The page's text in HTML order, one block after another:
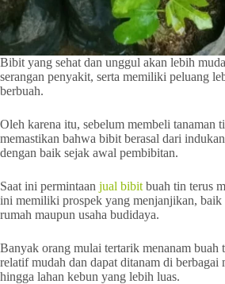
Bibit yang sehat dan unggul akan lebih
serangan penyakit, serta memiliki peluang
berbuah.
Oleh karena itu, sebelum membeli tanaman
memastikan bahwa bibit berasal dari
dengan baik sejak awal pembibitan.
Saat ini permintaan jual bibit buah tin terus
ini memiliki prospek yang menjanjikan,
rumah maupun usaha budidaya.
Banyak orang mulai tertarik menanam buah
relatif mudah dan dapat ditanam di berbagai
hingga lahan kebun yang lebih luas.